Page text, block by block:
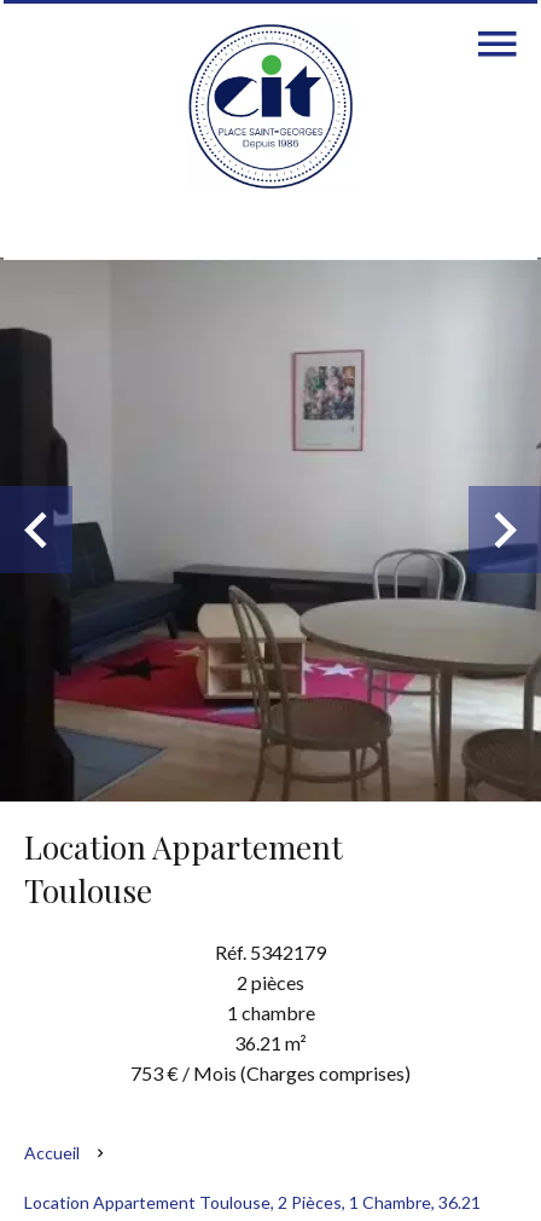
Location Appartement
Toulouse
Réf. 5342179
2 pièces
1 chambre
36.21 m²
753 € / Mois (Charges comprises)
Accueil
Location Appartement Toulouse, 2 Pièces, 1 Chambre, 36.21